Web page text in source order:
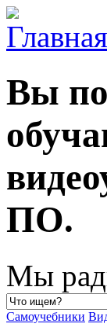
Вы
ПО.
Мы
Самоучебники